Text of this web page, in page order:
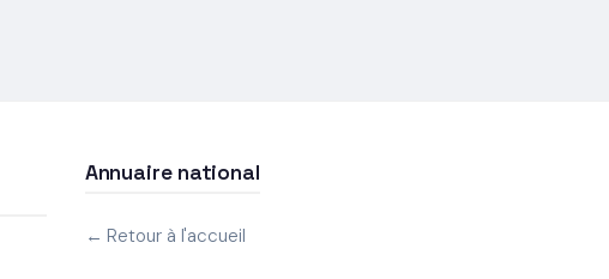
Annuaire national
← Retour à l'accueil